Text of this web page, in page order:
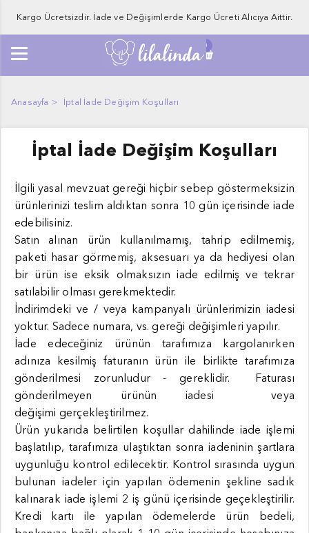
Kargo Ücretsizdir. İade ve Değişimlerde Kargo Ücreti Alıcıya Aittir.
0
Anasayfa İptal İade Değişim Koşulları
İptal İade Değişim Koşulları
İlgili yasal mevzuat gereği hiçbir sebep göstermeksizin
ürünlerinizi teslim aldıktan sonra 10 gün içerisinde iade
edebilisiniz.
Satın alınan ürün kullanılmamış, tahrip edilmemiş,
paketi hasar görmemiş, aksesuarı ya da hediyesi olan
bir ürün ise eksik olmaksızın iade edilmiş ve tekrar
satılabilir olması gerekmektedir.
İndirimdeki ve / veya kampanyalı ürünlerimizin iadesi
yoktur. Sadece numara, vs. gereği değişimleri yapılır.
İade edeceğiniz ürünün tarafımıza kargolanırken
adınıza kesilmiş faturanın ürün ile birlikte tarafımıza
gönderilmesi zorunludur - gereklidir. Faturası
gönderilmeyen ürünün iadesi veya
değişimi gerçekleştirilmez.
Ürün yukarıda belirtilen koşullar dahilinde iade işlemi
başlatılıp, tarafımıza ulaştıktan sonra iadeninin şartlara
uygunluğu kontrol edilecektir. Kontrol sırasında uygun
bulunan iadeler için yapılan ödemenin şekline sadık
kalınarak iade işlemi 2 iş günü içerisinde geçekleştirilir.
Kredi kartı ile yapılan ödemelerde ürün bedeli,